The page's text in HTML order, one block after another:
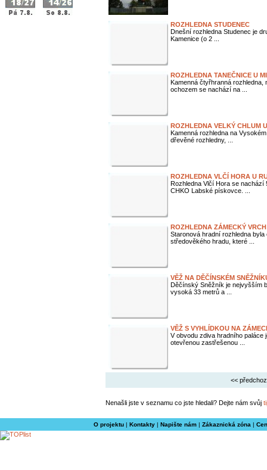
ROZHLEDNA STUDENEC
Dnešní rozhledna Studenec je
Kamenice (o 2 ...
ROZHLEDNA TANEČNICE U
Kamenná čtyřhranná
ochozem se nachází na ...
ROZHLEDNA VELKÝ CHLUM
Kamenná rozhledna na
dřevěné rozhledny, ...
ROZHLEDNA VLČÍ HORA U
Rozhledna Vlčí Hora se
CHKO Labské pískovce. ...
ROZHLEDNA ZÁMECKÝ
Staronová hradní rozhledna
středověkého hradu, které ...
VĚŽ NA DĚČÍNSKÉM
Děčínský Sněžník je nejvyšším
vysoká 33 metrů a ...
VĚŽ S VYHLÍDKOU NA
V obvodu zdiva hradního
otevřenou zastřešenou ...
<<
Nenašli jste v seznamu co jste hledali? Dejte nám svůj
O projektu| Kontakty| Napište nám| Zákaznická zóna |